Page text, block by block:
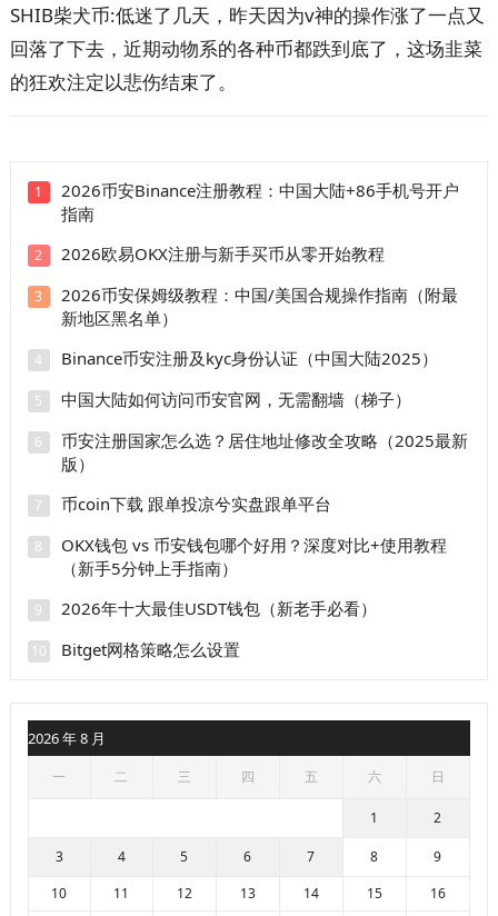
SHIB柴犬币:低迷了几天，昨天因为v神的操作涨了一点又
回落了下去，近期动物系的各种币都跌到底了，这场韭菜
的狂欢注定以悲伤结束了。
1
2026币安Binance注册教程：中国大陆+86手机号开户
指南
2 2026欧易OKX注册与新手买币从零开始教程
3
2026币安保姆级教程：中国/美国合规操作指南（附最
新地区黑名单）
4 Binance币安注册及kyc身份认证（中国大陆2025）
5 中国大陆如何访问币安官网，无需翻墙（梯子）
6
币安注册国家怎么选？居住地址修改全攻略（2025最新
版）
7 币coin下载 跟单投凉兮实盘跟单平台
8
OKX钱包 vs 币安钱包哪个好用？深度对比+使用教程
（新手5分钟上手指南）
9 2026年十大最佳USDT钱包（新老手必看）
10 Bitget网格策略怎么设置
2026 年 8 月
一 二 三 四 五 六 日
1 2
3 4 5 6 7 8
9
10
11 12 13 14 15 16